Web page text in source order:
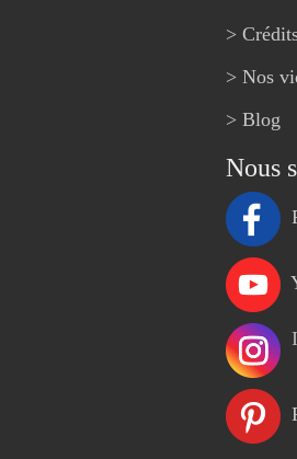
>
> Nos
> Blog
Nous